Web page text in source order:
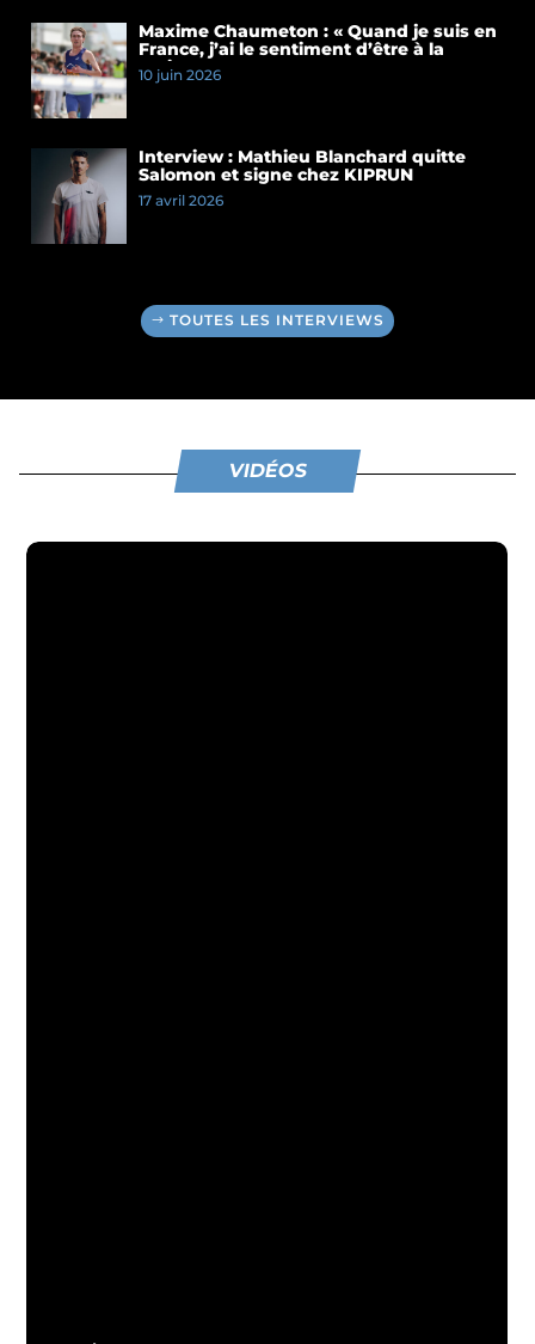
Maxime Chaumeton : « Quand je suis en
France, j’ai le sentiment d’être à la
maison »
10 juin 2026
Interview : Mathieu Blanchard quitte
Salomon et signe chez KIPRUN
17 avril 2026
TOUTES LES INTERVIEWS
VIDÉOS